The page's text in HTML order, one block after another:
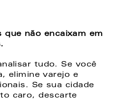
que não encaixam em
tudo. Se você
elimine varejo e
Se sua cidade
caro, descarte